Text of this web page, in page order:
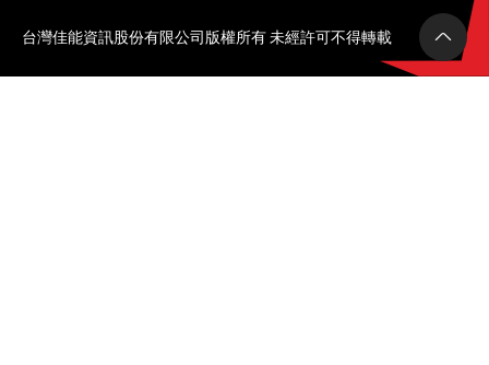
台灣佳能資訊股份有限公司版權所有 未經許可不得轉載